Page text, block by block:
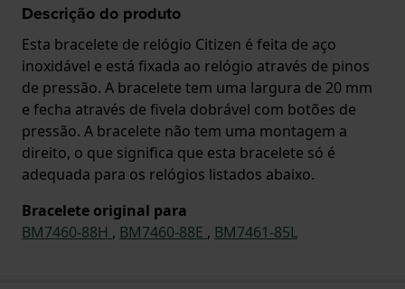
Descrição do produto
Esta bracelete de relógio Citizen é feita de aço
inoxidável e está fixada ao relógio através de pinos
de pressão. A bracelete tem uma largura de 20 mm
e fecha através de fivela dobrável com botões de
pressão. A bracelete não tem uma montagem a
direito, o que significa que esta bracelete só é
adequada para os relógios listados abaixo.
Bracelete original para
BM7460-88H , BM7460-88E , BM7461-85L